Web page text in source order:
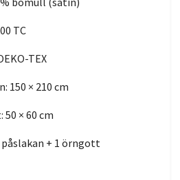
TC
TEX
150 × 210 cm
× 60 cm
+ 1 örngott